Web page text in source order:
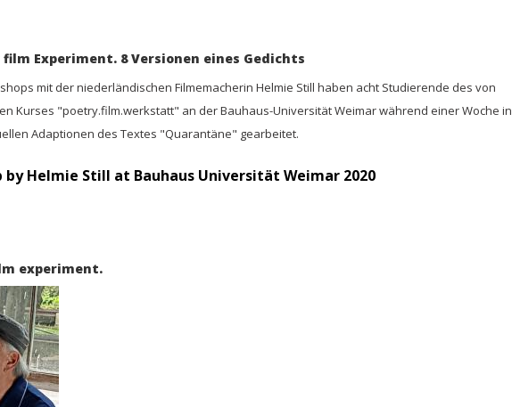
Experiment. 8 Versionen eines Gedichts
mit der niederländischen Filmemacherin Helmie Still haben acht Studierende des von
Kurses "poetry.film.werkstatt" an der Bauhaus-Universität Weimar während einer Woche in
Adaptionen des Textes "Quarantäne" gearbeitet.
by Helmie Still at Bauhaus Universität Weimar 2020
experiment.